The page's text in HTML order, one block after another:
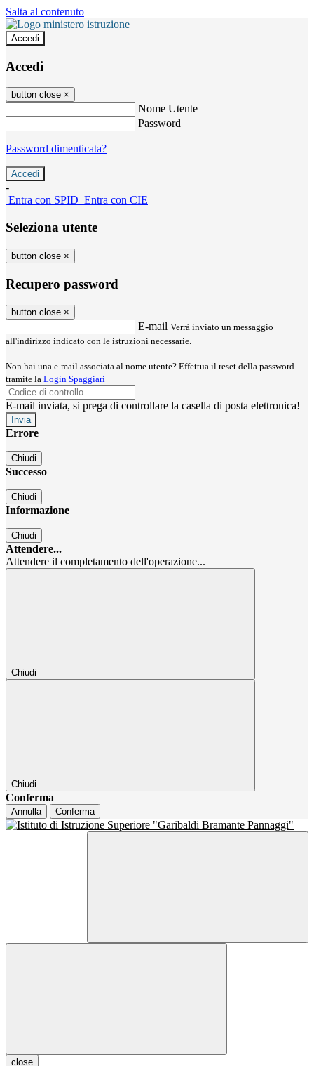
Salta al contenuto
Accedi
Accedi
button close ×
Nome Utente
Password
Password dimenticata?
-
Entra con SPID Entra con CIE
Seleziona utente
button close ×
Recupero password
button close ×
E-mail Verrà inviato un messaggio
all'indirizzo indicato con le istruzioni necessarie.
Non hai una e-mail associata al nome utente? Effettua il reset della password
tramite la Login Spaggiari
E-mail inviata, si prega di controllare la casella di posta elettronica!
Errore
Chiudi
Successo
Chiudi
Informazione
Chiudi
Attendere...
Attendere il completamento dell'operazione...
Chiudi
Chiudi
Conferma
Annulla Conferma
close